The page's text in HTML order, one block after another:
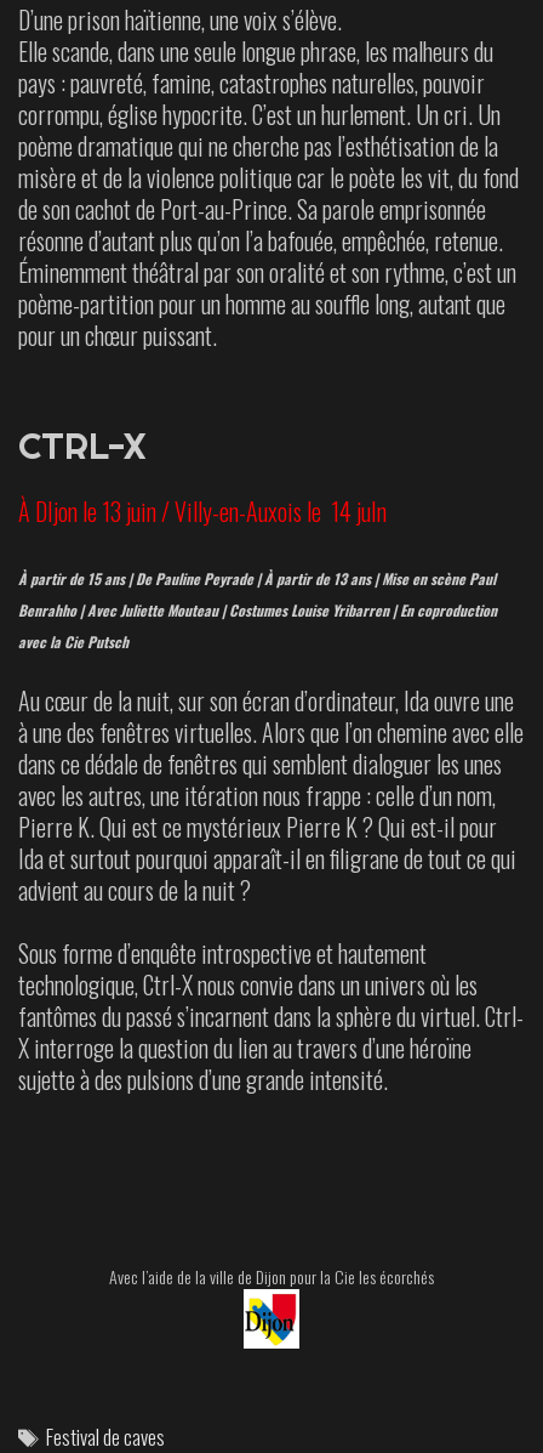
D’une prison haïtienne, une voix s’élève.
Elle scande, dans une seule longue phrase, les malheurs du
pays : pauvreté, famine, catastrophes naturelles, pouvoir
corrompu, église hypocrite. C’est un hurlement. Un cri.Un
poème dramatique qui ne cherche pas l’esthétisation de la
misère et de la violence politique car le poète les vit, du fond
deson cachot de Port-au-Prince. Sa paroleemprisonnée
résonne d’autant plus qu’on l’a bafouée, empêchée, retenue.
Éminemmentthéâtral par son oralité et son rythme, c’estun
poème-partition pour un homme au souffle long, autant que
pour un chœur puissant.
CTRL-X
À DIjon le 13 juin / Villy-en-Auxois le 14 juIn
À partir de 15 ans | De Pauline Peyrade | À partir de 13 ans | Mise en scène Paul
Benrahho | Avec Juliette Mouteau | Costumes Louise Yribarren | En coproduction
avec la Cie Putsch
Au cœur de la nuit, sur son écran d’ordinateur, Ida ouvre une
à une des fenêtres virtuelles. Alors que l’on chemine avec elle
dans ce dédale de fenêtres qui semblent dialoguer les unes
avec les autres, une itération nous frappe :celle d’un nom,
Pierre K. Qui est ce mystérieux Pierre K ? Qui est-il pour
Ida et surtout pourquoi apparaît-il en filigrane de tout ce qui
advient au cours de la nuit ?
Sous forme d’enquête introspective et hautement
technologique, Ctrl-X nousconvie dans un univers où les
fantômes dupassé s’incarnent dans la sphère du virtuel. Ctrl-
X interroge la question du lien au travers d’une héroïne
sujette à des pulsions d’unegrande intensité.
Avec l’aide de la ville de Dijon pour la Cie les écorchés
Tags
Festival de caves